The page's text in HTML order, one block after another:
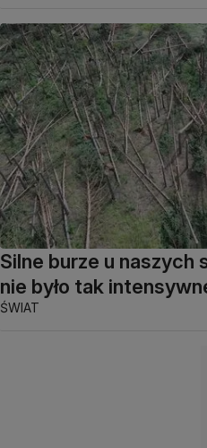
Silne burze u naszych
nie było tak
ŚWIAT